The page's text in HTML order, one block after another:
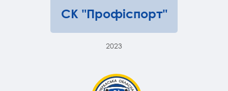
СК "Профіспорт"
2023